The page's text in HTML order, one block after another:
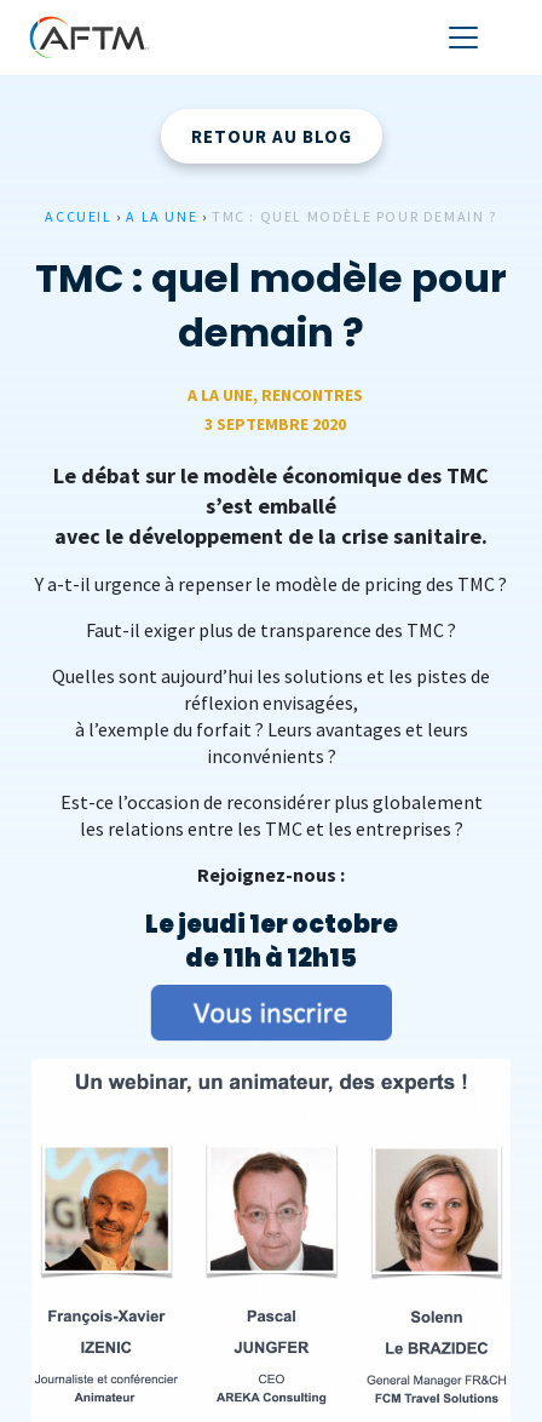
RETOUR AU BLOG
ACCUEIL ›A LA UNE ›TMC : QUEL MODÈLE POUR DEMAIN ?
TMC : quel modèle pour
demain ?
A LA UNE, RENCONTRES
3 SEPTEMBRE 2020
Le débat sur le modèle économique des TMC
s’est emballé
avec le développement de la crise sanitaire.
Y a-t-il urgence à repenser le modèle de pricing des TMC ?
Faut-il exiger plus de transparence des TMC ?
Quelles sont aujourd’hui les solutions et les pistes de
réflexion envisagées,
à l’exemple du forfait ? Leurs avantages et leurs
inconvénients ?
Est-ce l’occasion de reconsidérer plus globalement
les relations entre les TMC et les entreprises ?
Rejoignez-nous :
Le jeudi 1er octobre
de 11h à 12h15